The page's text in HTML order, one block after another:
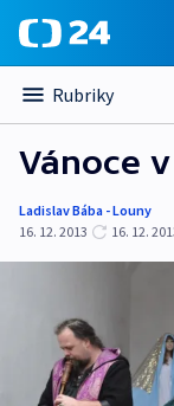
Rubriky
Vánoce
Ladislav Bába - Louny
16. 12. 2013
16. 12.